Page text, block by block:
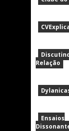
Relação
Ensaios